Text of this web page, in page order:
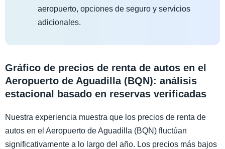
aeropuerto, opciones de seguro y servicios
adicionales.
Gráfico de precios de renta de autos en el
Aeropuerto de Aguadilla (BQN): análisis
estacional basado en reservas verificadas
Nuestra experiencia muestra que los precios de renta de
autos en el Aeropuerto de Aguadilla (BQN) fluctúan
significativamente a lo largo del año. Los precios más bajos